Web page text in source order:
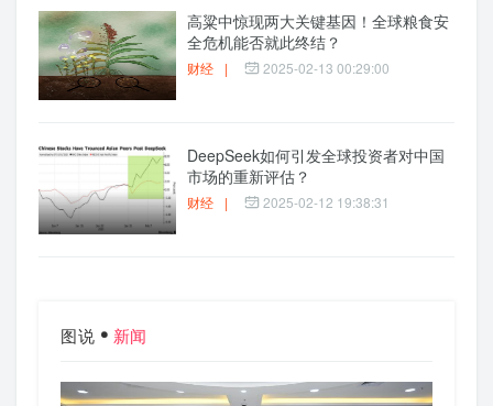
高粱中惊现两大关键基因！全球粮食安
全危机能否就此终结？
财经 | 2025-02-13 00:29:00
DeepSeek如何引发全球投资者对中国
市场的重新评估？
财经 | 2025-02-12 19:38:31
图说 新闻